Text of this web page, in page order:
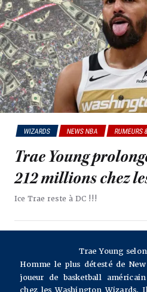
WIZARDS NEWS NBA RUMEURS
Trae Young
212 millions chez
Ice Trae reste à DC !!!
Trae Young
Homme le plus détesté de
joueur de basketball
chez les Washington Wizards.